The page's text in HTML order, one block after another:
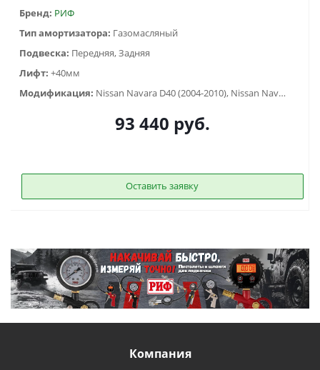
Бренд: РИФ
Тип амортизатора: Газомасляный
Подвеска: Передняя, Задняя
Лифт: +40мм
Модификация:
Nissan Navara D40 (2004-2010), Nissan Navara D40 (2010-2015)
93 440 руб.
Оставить заявку
Компания